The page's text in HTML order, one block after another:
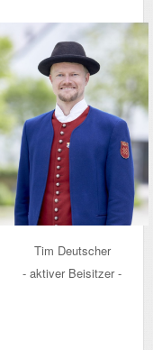
Tim Deutscher
- aktiver Beisitzer -